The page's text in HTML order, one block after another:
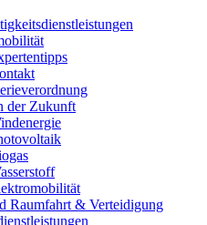
der Zukunft
Raumfahrt & Verteidigung